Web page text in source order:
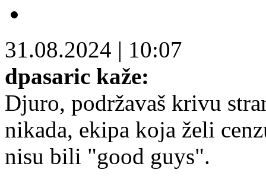
31.08.2024 | 10:07
dpasaric kaže:
Djuro, podržavaš krivu
nikada, ekipa koja želi
nisu bili "good guys".